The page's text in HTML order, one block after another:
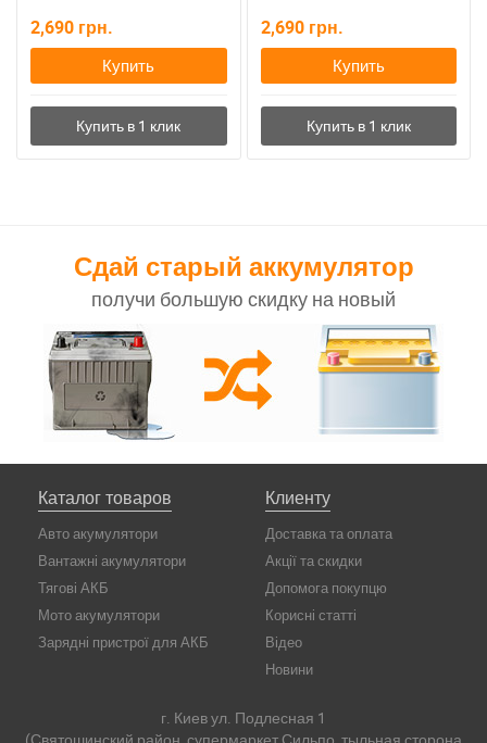
2,690 грн.
Купить
2,690 грн.
Купить
Сдай старый аккумулятор
получи большую скидку на новый
Каталог товаров
Авто акумулятори
Вантажні акумулятори
Тягові АКБ
Мото акумулятори
Зарядні пристрої для АКБ
Клиенту
Доставка та оплата
Акції та скидки
Допомога покупцю
Корисні статті
Відео
Новини
г. Киев ул. Подлесная 1